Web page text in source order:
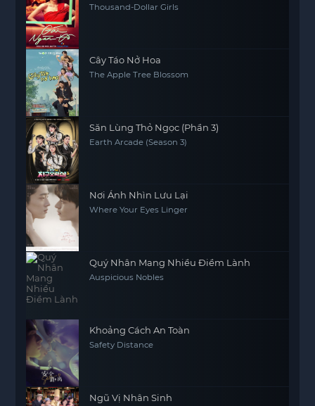
Thousand-Dollar Girls
Cây Táo Nở Hoa
The Apple Tree Blossom
Săn Lùng Thỏ Ngọc (Phần 3)
Earth Arcade (Season 3)
Nơi Ánh Nhìn Lưu Lại
Where Your Eyes Linger
Quý Nhân Mang Nhiều Điềm Lành
Auspicious Nobles
Khoảng Cách An Toàn
Safety Distance
Ngũ Vị Nhân Sinh